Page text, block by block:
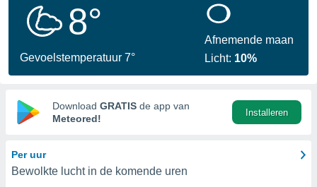
verstrekte
hoge
hebt de
voor
op basis
8°
Gevoelstemperatuur 7°
Afnemende maan
Licht: 10%
Download GRATIS de app van
Meteored!
Installeren
Per uur
Bewolkte lucht in de komende uren